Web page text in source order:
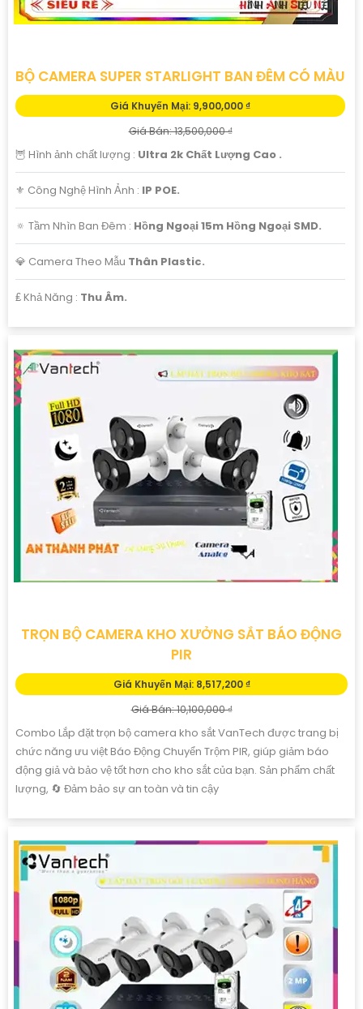
BỘ CAMERA SUPER STARLIGHT BAN ĐÊM CÓ MÀU
Giá Khuyến Mại: 9,900,000 ₫
Giá Bán: 13,500,000 ₫
🦉 Hình ảnh chất lượng : Ultra 2k Chất Lượng Cao .
⚜️ Công Nghệ Hình Ảnh : IP POE.
🔅 Tầm Nhìn Ban Đêm : Hồng Ngoại 15m Hồng Ngoại SMD.
💎 Camera Theo Mẫu Thân Plastic.
️₤ Khả Năng : Thu Âm.
TRỌN BỘ CAMERA KHO XƯỞNG SẮT BÁO ĐỘNG
PIR
Giá Khuyến Mại: 8,517,200 ₫
Giá Bán: 10,100,000 ₫
Combo Lắp đặt trọn bộ camera kho sắt VanTech được trang bị
chức năng ưu việt Báo Động Chuyển Trộm PIR, giúp giảm báo
động giả và bảo vệ tốt hơn cho kho sắt của bạn. Sản phẩm chất
lượng, 🔄 Đảm bảo sự an toàn và tin cậy